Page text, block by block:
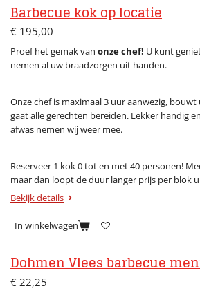
Barbecue kok op locatie
€ 195,00
Proef het gemak van onze chef! U kunt
nemen al uw braadzorgen uit handen.
Onze chef is maximaal 3 uur aanwezig,
gaat alle gerechten bereiden. Lekker handig
afwas nemen wij weer mee.
Reserveer 1 kok 0 tot en met 40 personen!
maar dan loopt de duur langer prijs per blok
Bekijk details
In winkelwagen
Dohmen Vlees barbecue
€ 22,25